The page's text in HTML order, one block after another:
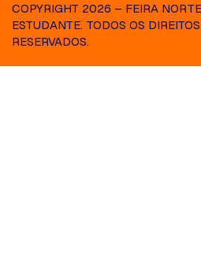
COPYRIGHT 2026 – FEIRA
ESTUDANTE. TODOS OS DIREITOS
RESERVADOS.